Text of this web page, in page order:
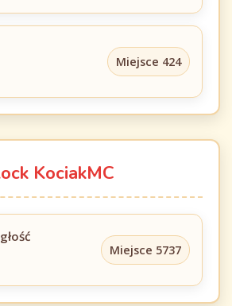
Miejsce 424
KociakMC
Miejsce 5737